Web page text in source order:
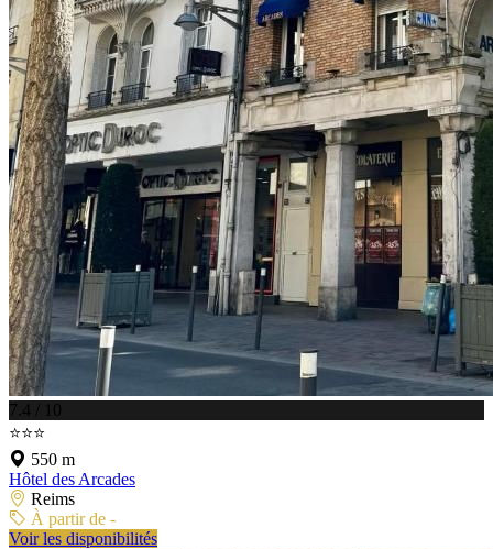
7.4 / 10
⭐⭐⭐
550 m
Hôtel des Arcades
Reims
À partir de -
Voir les disponibilités